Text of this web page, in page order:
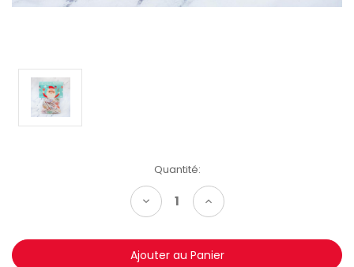
Quantité:
Diminuer
la
quantité:
Augmenter
la
quantité: